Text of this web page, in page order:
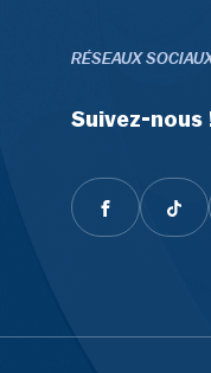
RÉSEAUX
Suivez-nous